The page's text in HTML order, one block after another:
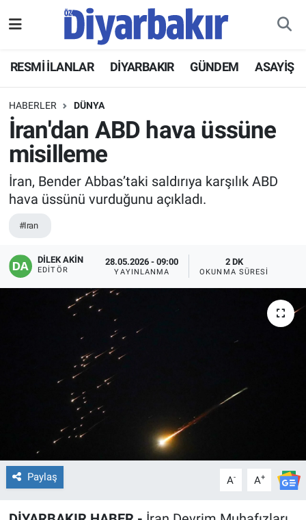
RESMİ İLANLAR DİYARBAKIR GÜNDEM ASAYİŞ
HABERLER DÜNYA
İran'dan ABD hava üssüne
misilleme
İran, Bender Abbas’taki saldırıya karşılık ABD
hava üssünü vurduğunu açıkladı.
#Iran
DİLEK AKİN
EDITÖR
28.05.2026 - 09:00
YAYINLANMA
2 DK
OKUNMA SÜRESI
Paylaş A- A+
ASAYİŞ
DİYARBAKIR
EKONOMİ
GÜNDEM
BÖLGE
DÜNYA
KÜLTÜR SANAT
ÖZEL HABER
POLİTİKA
SAĞLIK
SPOR
Hava Durumu
Namaz Vakitleri
Trafik Durumu
Süper Lig Puan Durumu ve Fikstür
Tüm Manşetler
Son Dakika Haberleri
Haber Arşivi